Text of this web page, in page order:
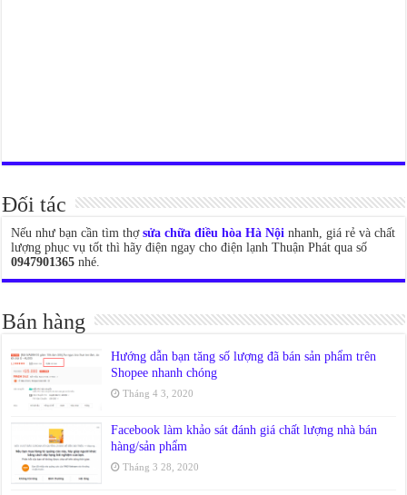
Đối tác
Nếu như bạn cần tìm thợsửa chữa điều hòa Hà Nội nhanh, giá rẻ và chất
lượng phục vụ tốt thì hãy điện ngay cho điện lạnh Thuận Phát qua số
0947901365 nhé.
Bán hàng
Hướng dẫn bạn tăng số lượng đã bán sản phẩm trên
Shopee nhanh chóng
Tháng 4 3, 2020
Facebook làm khảo sát đánh giá chất lượng nhà bán
hàng/sản phẩm
Tháng 3 28, 2020